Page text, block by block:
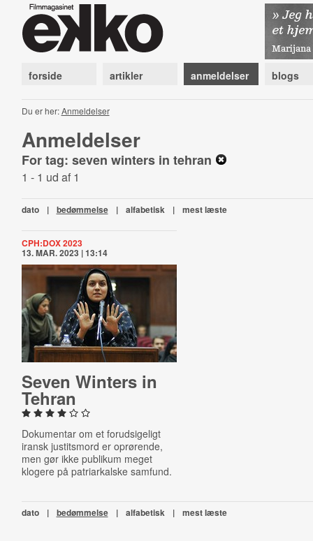
forside artikler anmeldelser blogs
Du er her:Anmeldelser
Anmeldelser
For tag: seven winters in tehran
1 - 1 ud af 1
dato | bedømmelse | alfabetisk | mest læste
CPH:DOX 2023
13. MAR. 2023 | 13:14
Seven Winters in
Tehran
Dokumentar om et forudsigeligt
iransk justitsmord er oprørende,
men gør ikke publikum meget
klogere på patriarkalske samfund.
dato | bedømmelse | alfabetisk | mest læste